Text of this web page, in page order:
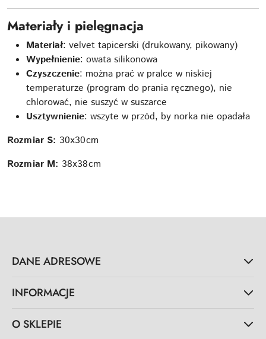
Materiały i pielęgnacja
Materiał: velvet tapicerski (drukowany, pikowany)
Wypełnienie: owata silikonowa
Czyszczenie: można prać w pralce w niskiej
temperaturze (program do prania ręcznego), nie
chlorować, nie suszyć w suszarce
Usztywnienie: wszyte w przód, by norka nie opadała
Rozmiar S: 30x30cm
Rozmiar M: 38x38cm
DANE ADRESOWE
INFORMACJE
O SKLEPIE